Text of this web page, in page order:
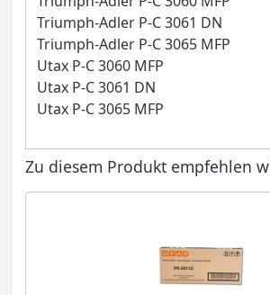
Triumph-Adler P-C 3061 DN
Triumph-Adler P-C 3065 MFP
Utax P-C 3060 MFP
Utax P-C 3061 DN
Utax P-C 3065 MFP
Zu diesem Produkt empfehlen